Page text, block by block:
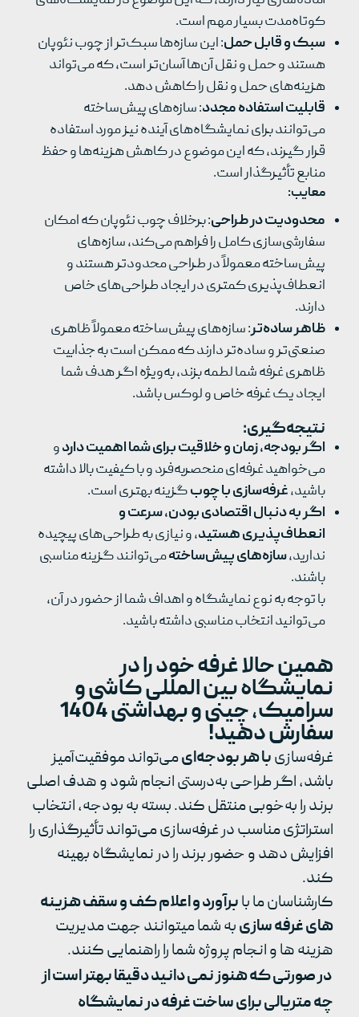
کوتاه‌مدت بسیار مهم است.
سبک و قابل حمل: این سازه‌ها سبک‌تر از چوب نئوپان
هستند و حمل و نقل آن‌ها آسان‌تر است، که می‌تواند
هزینه‌های حمل و نقل را کاهش دهد.
قابلیت استفاده مجدد: سازه‌های پیش‌ساخته
می‌توانند برای نمایشگاه‌های آینده نیز مورد استفاده
قرار گیرند، که این موضوع در کاهش هزینه‌ها و حفظ
منابع تأثیرگذار است.
معایب:
محدودیت در طراحی: برخلاف چوب نئوپان که امکان
سفارشی‌سازی کامل را فراهم می‌کند، سازه‌های
پیش‌ساخته معمولاً در طراحی محدودتر هستند و
انعطاف‌پذیری کمتری در ایجاد طراحی‌های خاص
دارند.
ظاهر ساده‌تر: سازه‌های پیش‌ساخته معمولاً ظاهری
صنعتی‌تر و ساده‌تر دارند که ممکن است به جذابیت
ظاهری غرفه شما لطمه بزند، به‌ویژه اگر هدف شما
ایجاد یک غرفه خاص و لوکس باشد.
نتیجه‌گیری:
اگر بودجه، زمان و خلاقیت برای شما اهمیت داردو
می‌خواهید غرفه‌ای منحصربه‌فرد و با کیفیت بالا داشته
باشید،غرفه‌سازی با چوبگزینه بهتری است.
اگر به دنبال اقتصادی بودن، سرعت و
انعطاف‌پذیری هستید، و نیازی به طراحی‌های پیچیده
ندارید،سازه‌های پیش‌ساختهمی‌توانند گزینه مناسبی
باشند.
با توجه به نوع نمایشگاه و اهداف شما از حضور در آن،
می‌توانید انتخاب مناسبی داشته باشید.
همین حالا غرفه خود را در
نمایشگاه بین المللی کاشی و
سرامیک، چینی و بهداشتی 1404
سفارش دهید!
غرفه‌سازیبا هر بودجه‌ایمی‌تواند موفقیت‌آمیز
باشد، اگر طراحی به‌درستی انجام شود و هدف اصلی
برند را به‌خوبی منتقل کند. بسته به بودجه، انتخاب
استراتژی مناسب در غرفه‌سازی می‌تواند تأثیرگذاری را
افزایش دهد و حضور برند را در نمایشگاه بهینه
کند.
کارشناسان ما بابرآورد و اعلام کف و سقف هزینه
های غرفه سازیبه شما میتوانند جهت مدیریت
هزینه ها و انجام پروژه شما را راهنمایی کنند.
در صورتی که هنوز نمی دانید دقیقا بهتر است از
چه متریالی برای ساخت غرفه در نمایشگاه